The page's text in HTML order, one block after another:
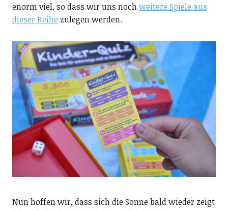
enorm viel, so dass wir uns nochweitere Spiele aus
dieser Reihe zulegen werden.
Nun hoffen wir, dass sich die Sonne bald wieder zeigt